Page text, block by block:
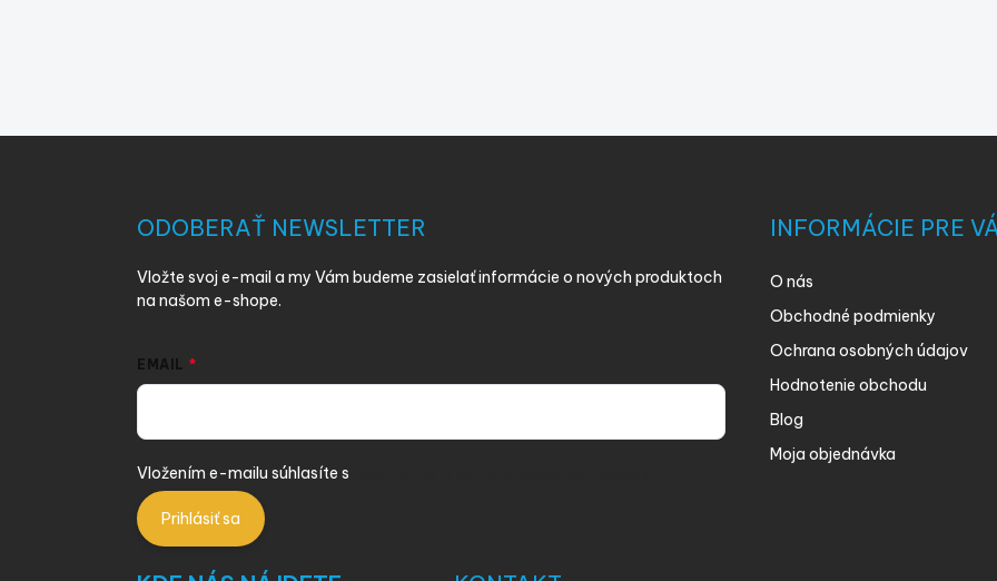
ODOBERAŤ NEWSLETTER
Vložte svoj e-mail a my Vám budeme zasielať informácie o nových produktoch
na našom e-shope.
EMAIL
Vložením e-mailu súhlasíte s
Prihlásiť sa
INFORMÁCIE PRE
O nás
Obchodné podmienky
Ochrana osobných údajov
Hodnotenie obchodu
Blog
Moja objednávka